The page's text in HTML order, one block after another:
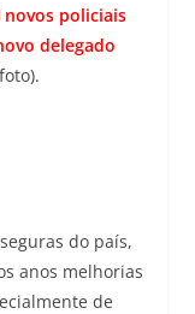
policiais
delegado
do país,
anos melhorias
de